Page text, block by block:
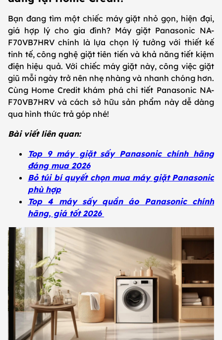
Bạn đang tìm một chiếc máy giặt nhỏ gọn, hiện đại,
giá hợp lý cho gia đình? Máy giặt Panasonic NA-
F70VB7HRV chính là lựa chọn lý tưởng với thiết kế
tinh tế, công nghệ giặt tiên tiến và khả năng tiết kiệm
điện hiệu quả. Với chiếc máy giặt này, công việc giặt
giũ mỗi ngày trở nên nhẹ nhàng và nhanh chóng hơn.
Cùng Home Credit khám phá chi tiết Panasonic NA-
F70VB7HRV và cách sở hữu sản phẩm này dễ dàng
qua hình thức trả góp nhé!
Bài viết liên quan:
Top 9 máy giặt sấy Panasonic chính hãng
đáng mua 2026
Bỏ túi bí quyết chọn mua máy giặt Panasonic
phù hợp
Top 4 máy sấy quần áo Panasonic chính
hãng, giá tốt 2026